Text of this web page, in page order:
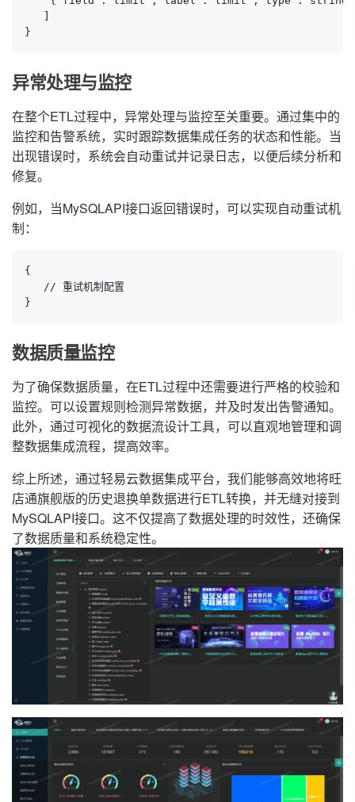
   ]
}
异常处理与监控
在整个ETL过程中，异常处理与监控至关重要。通过集中的
监控和告警系统，实时跟踪数据集成任务的状态和性能。当
出现错误时，系统会自动重试并记录日志，以便后续分析和
修复。
例如，当MySQLAPI接口返回错误时，可以实现自动重试机
制：
{
   // 重试机制配置
}
数据质量监控
为了确保数据质量，在ETL过程中还需要进行严格的校验和
监控。可以设置规则检测异常数据，并及时发出告警通知。
此外，通过可视化的数据流设计工具，可以直观地管理和调
整数据集成流程，提高效率。
综上所述，通过轻易云数据集成平台，我们能够高效地将旺
店通旗舰版的历史退换单数据进行ETL转换，并无缝对接到
MySQLAPI接口。这不仅提高了数据处理的时效性，还确保
了数据质量和系统稳定性。